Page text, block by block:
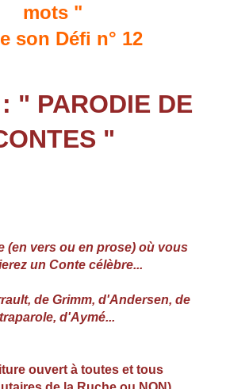
mots "
son Défi n° 12
" PARODIE DE
"
(en vers ou en prose) où vous
un Conte célèbre...
de Grimm, d'Andersen, de
d'Aymé...
ouvert à toutes et tous